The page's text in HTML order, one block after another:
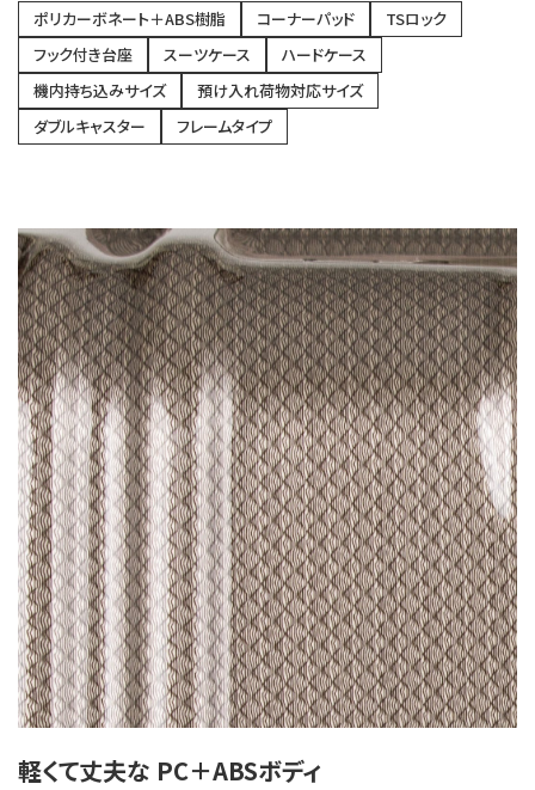
ポリカーボネート＋ABS樹脂 コーナーパッド
TSロック
フック付き台座
スーツケース
ハードケース
機内持ち込みサイズ
預け入れ荷物対応サイズ
ダブルキャスター
フレームタイプ
軽くて丈夫な PC＋ABSボディ